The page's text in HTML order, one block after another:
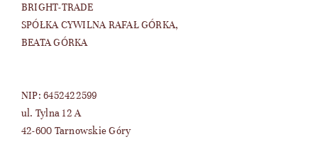
BRIGHT-TRADE
SPÓŁKA CYWILNA RAFAŁ GÓRKA,
BEATA GÓRKA
NIP: 6452422599
ul. Tylna 12 A
42-600 Tarnowskie Góry